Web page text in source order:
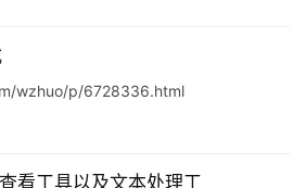
，可以将文件的性质区分得更细，按…
wzhuo/p/6728336.html
看工具以及文本处理工